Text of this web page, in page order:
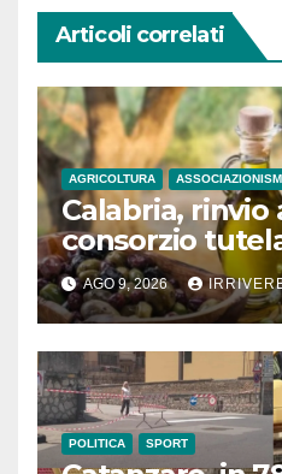
Articoli correlati
AGRICOLTURA
Calabria, rinvio
consorzio
AGO 9, 2026
POLITICA SPORT